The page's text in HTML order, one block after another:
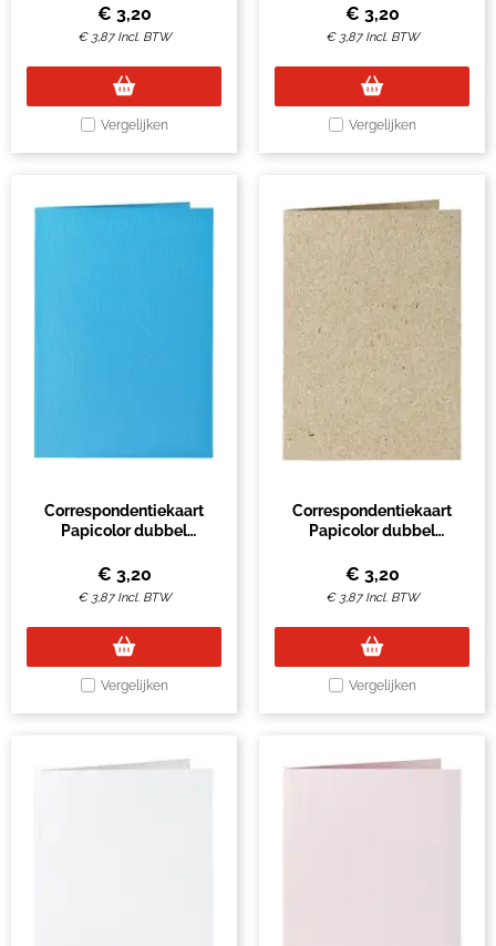
6 stuks
€ 3,20
€ 3,87 Incl. BTW
Vergelijken
à 6 stuks
€ 3,20
€ 3,87 Incl. BTW
Vergelijken
Correspondentiekaart
Papicolor dubbel
pak à 6 stuks
€ 3,20
€ 3,87 Incl. BTW
Vergelijken
Correspondentiekaart
Papicolor dubbel
à 6 stuks
€ 3,20
€ 3,87 Incl. BTW
Vergelijken